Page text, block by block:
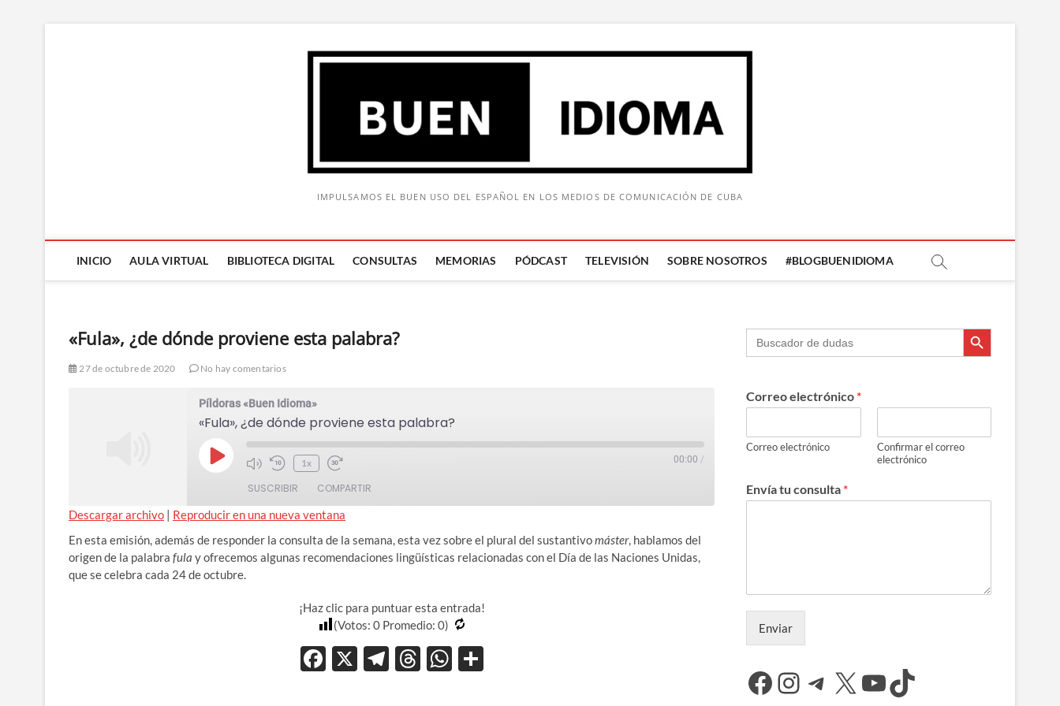
IMPULSAMOS EL BUEN USO DEL ESPAÑOL EN LOS MEDIOS DE COMUNICACIÓN DE CUBA
INICIO AULA VIRTUAL BIBLIOTECA DIGITAL CONSULTAS MEMORIAS PÓDCAST TELEVISIÓN SOBRE NOSOTROS #BLOGBUENIDIOMA
Buscar: Botón de búsqueda
«Fula», ¿de dónde proviene esta palabra?
27 de octubre de 2020 No hay comentarios
Píldoras «Buen Idioma»
«Fula», ¿de dónde proviene esta palabra?
Play
Mute/Unmute
Episode
Rewind
10
Seconds
1x
Adelanta
10
segundos
00:00 /
SUSCRIBIR COMPARTIR
FEED RSS
COMPAR
TIR
ENLACE
Descargar archivo | Reproducir en una nueva ventana
En esta emisión, además de responder la consulta de la semana, esta vez sobre el plural del sustantivomáster, hablamos del
origen de la palabra fula y ofrecemos algunas recomendaciones lingüísticas relacionadas con el Día de las Naciones Unidas,
que se celebra cada 24 de octubre.
¡Haz clic para puntuar esta entrada!
(Votos: 0Promedio: 0)
F
X T T W
Buscar: Botón de búsqueda
Correo electrónico *
Correo electrónico
Confirmar el correo
electrónico
Envía tu consulta *
Enviar
Facebook
Instagram
Telegram
X YouTube
TikTok